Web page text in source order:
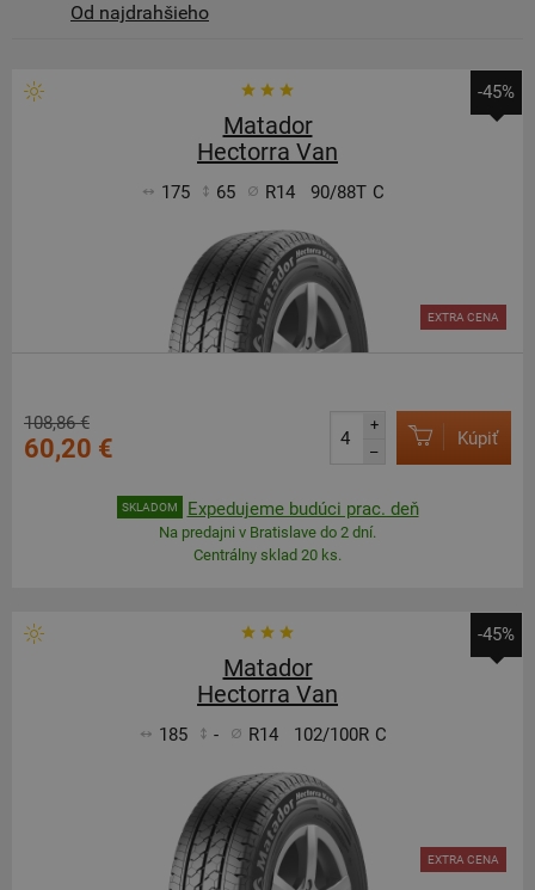
Od najdrahšieho
-45%
Matador
Hectorra Van
175 65 R14 90/88T C
EXTRA CENA
108,86 €
60,20 €
+
–
Kúpiť
SKLADOM Expedujeme budúci prac. deň
Na predajni v Bratislave do 2 dní.
Centrálny sklad 20 ks.
-45%
Matador
Hectorra Van
185 - R14 102/100R C
EXTRA CENA